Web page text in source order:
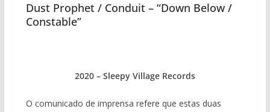
Dust Prophet / Conduit – “Down Below /
Constable”
2020 – Sleepy Village Records
O comunicado de imprensa refere que estas duas